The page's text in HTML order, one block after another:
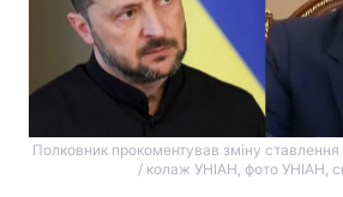
Полковник прокоментував зміну
/ колаж УНІАН, фото УНІАН,